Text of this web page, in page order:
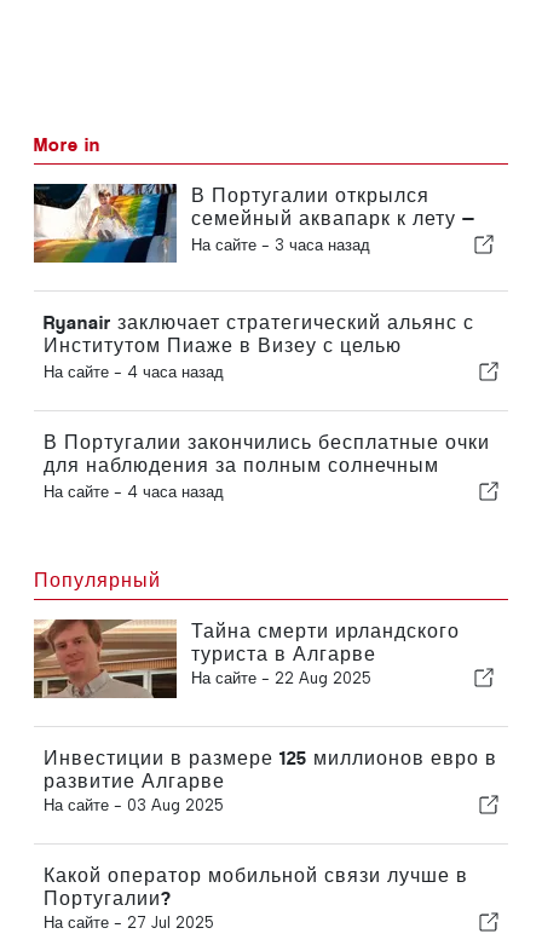
More in
В Португалии открылся
семейный аквапарк к лету —
билеты стоят 2 евро
На сайте - 3 часа назад
Ryanair заключает стратегический альянс с
Институтом Пиаже в Визеу с целью
подготовки кадров для авиационной
На сайте - 4 часа назад
В Португалии закончились бесплатные очки
для наблюдения за полным солнечным
затмением
На сайте - 4 часа назад
Популярный
Тайна смерти ирландского
туриста в Алгарве
На сайте - 22 Aug 2025
Инвестиции в размере 125 миллионов евро в
развитие Алгарве
На сайте - 03 Aug 2025
Какой оператор мобильной связи лучше в
Португалии?
На сайте - 27 Jul 2025